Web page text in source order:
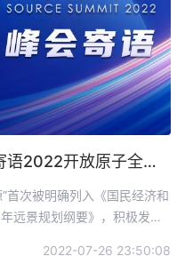
开放共享，共建共治 | 腾讯寄语2022开放原子全球开源峰会
首次被明确列入《国民经济和
远景规划纲要》，积极发展
2022-07-26 23:50:08